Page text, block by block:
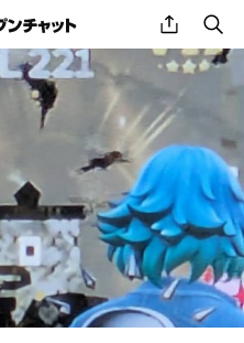
share